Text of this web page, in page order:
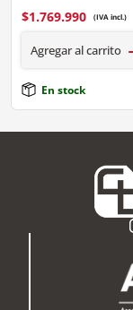
$1.769.990 (IVA incl.)
Agregar al carrito
En stock